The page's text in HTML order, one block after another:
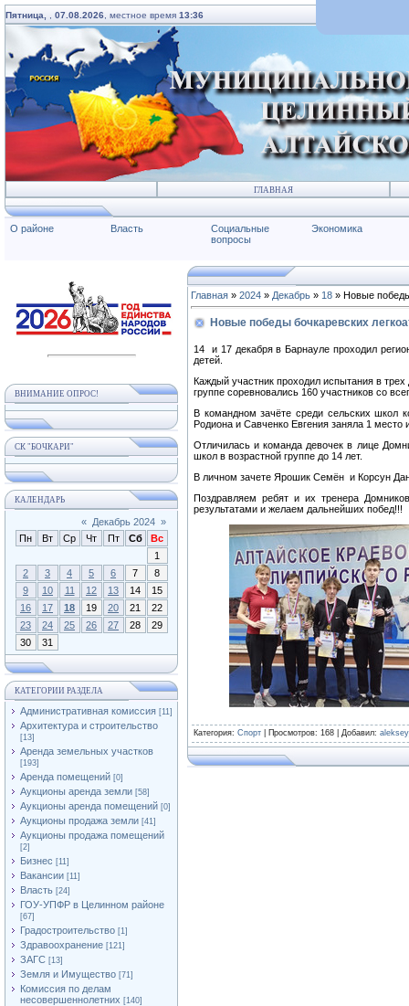
Пятница, 07.08.2026 , местное время 13:36
ГЛАВНАЯ
О районе Власть
Социальные
вопросы
Экономика
ВНИМАНИЕ ОПРОС!
СК "БОЧКАРИ"
КАЛЕНДАРЬ
« Декабрь 2024 »
Пн
Вт Ср Чт Пт Сб
Вс
1
2
3 4 5 6 7
8
9
10 11 12 13 14
15
16
17 18 19 20 21
22
23
24 25 26 27 28
29
30
31
КАТЕГОРИИ РАЗДЕЛА
Административная комиссия [11]
Архитектура и строительство
[13]
Аренда земельных участков
[193]
Аренда помещений [0]
Аукционы аренда земли [58]
Аукционы аренда помещений [0]
Аукционы продажа земли [41]
Аукционы продажа помещений
[2]
Бизнес [11]
Вакансии [11]
Власть [24]
ГОУ-УПФР в Целинном районе
[67]
Градостроительство [1]
Здравоохранение [121]
ЗАГС [13]
Земля и Имущество [71]
Комиссия по делам
несовершеннолетних [140]
Главная » 2024 » Декабрь » 18 » Новые победы
Новые победы бочкаревских
14 и 17 декабря в Барнауле проходил
детей.
Каждый участник проходил испытания в
группе соревновались 160 участников со
В командном зачёте среди сельских школ
Родиона и Савченко Евгения заняла 1 место
Отличилась и команда девочек в лице
школ в возрастной группе до 14 лет.
В личном зачете Ярошик Семён и Корсун
Поздравляем ребят и их тренера
результатами и желаем дальнейших побед!!!
Категория: Спорт Просмотров: 168 | Добавил: